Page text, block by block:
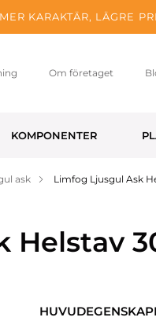
KARAKTÄR, LÄGRE
Om företaget
KOMPONENTER
ask Limfog Ljusgul Ask